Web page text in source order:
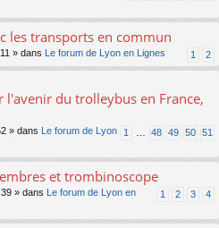
les transports en commun
1 2
» dans Le forum de Lyon en Lignes
du trolleybus en France,
1 48 49 50 51
» dans
Le forum de Lyon
et trombinoscope
1 2 3 4
» dans
Le forum de Lyon en